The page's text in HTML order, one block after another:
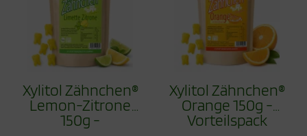
Xylitol Zähnchen®
Lemon-Zitrone
150g -
Xylitol Zähnchen®
Orange 150g -
Vorteilspack